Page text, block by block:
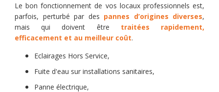
Le bon fonctionnement de vos locaux professionnels est,
parfois, perturbé par des pannes d’origines diverses,
mais qui doivent être traitées rapidement,
efficacement et au meilleur coût.
Eclairages Hors Service,
Fuite d'eau sur installations sanitaires,
Panne électrique,